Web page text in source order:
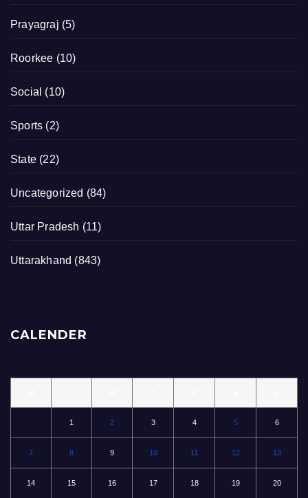
Prayagraj (5)
Roorkee (10)
Social (10)
Sports (2)
State (22)
Uncategorized (84)
Uttar Pradesh (11)
Uttarakhand (843)
CALENDER
1 2 3 4 5 6
7 8 9 10 11 12 13
14 15 16 17 18 19 20